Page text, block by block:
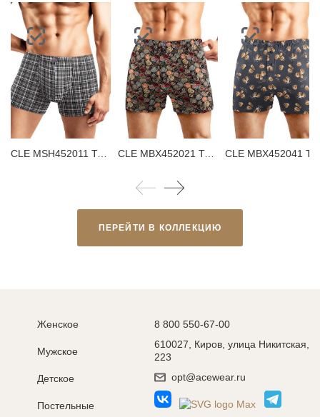
CLE MSH452011 Трусы мужские шорты CLE MBX452021 Трусы мужские боксеры
ПЕРЕЙТИ В КОЛЛЕКЦИЮ
Женское
Мужское
Детское
Постельные
8 800 550-67-00
610027, Киров, улица Никитская,
223
opt@acewear.ru